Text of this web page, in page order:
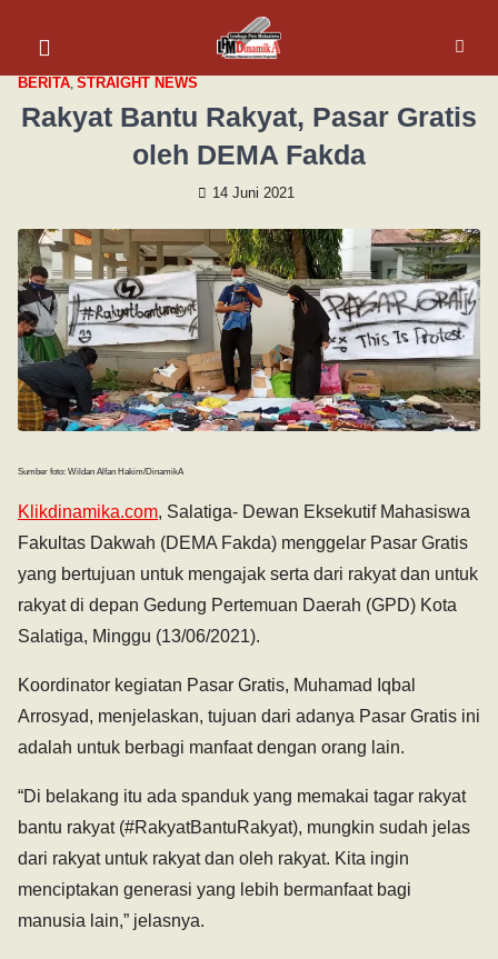
BERITA, STRAIGHT NEWS
Rakyat Bantu Rakyat, Pasar Gratis
oleh DEMA Fakda
14 Juni 2021
Sumber foto: Wildan Alfan Hakim/DinamikA
Klikdinamika.com, Salatiga- Dewan Eksekutif Mahasiswa
Fakultas Dakwah (DEMA Fakda) menggelar Pasar Gratis
yang bertujuan untuk mengajak serta dari rakyat dan untuk
rakyat di depan Gedung Pertemuan Daerah (GPD) Kota
Salatiga, Minggu (13/06/2021).
Koordinator kegiatan Pasar Gratis, Muhamad Iqbal
Arrosyad, menjelaskan, tujuan dari adanya Pasar Gratis ini
adalah untuk berbagi manfaat dengan orang lain.
“Di belakang itu ada spanduk yang memakai tagar rakyat
bantu rakyat (#RakyatBantuRakyat), mungkin sudah jelas
dari rakyat untuk rakyat dan oleh rakyat. Kita ingin
menciptakan generasi yang lebih bermanfaat bagi
manusia lain,” jelasnya.